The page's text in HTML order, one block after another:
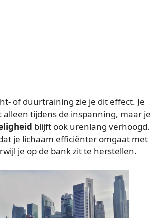
of duurtraining zie je dit effect. Je
tijdens de inspanning, maar je
blijft ook urenlang verhoogd.
je lichaam efficiënter omgaat met
je op de bank zit te herstellen.